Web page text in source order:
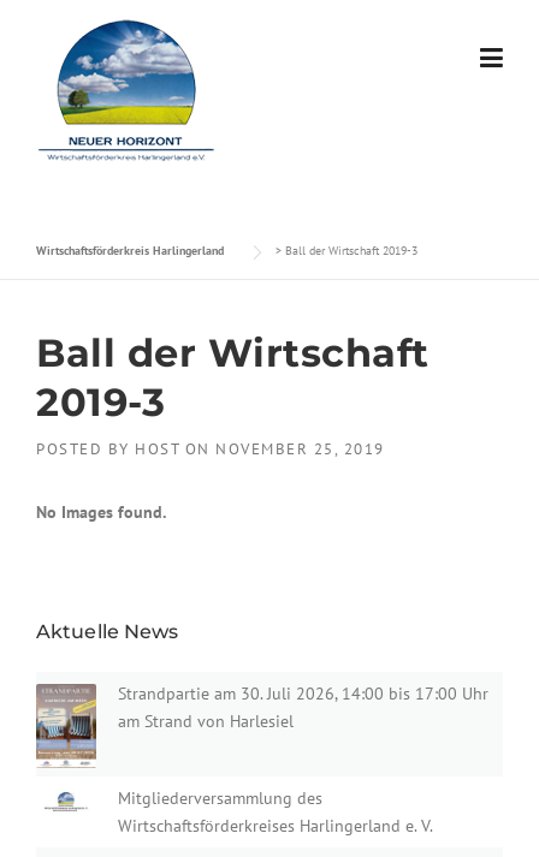
Wirtschaftsförderkreis Harlingerland > Ball der Wirtschaft 2019-3
Ball der Wirtschaft
2019-3
POSTED BY HOST ON NOVEMBER 25, 2019
No Images found.
Aktuelle News
Strandpartie am 30. Juli 2026, 14:00 bis 17:00 Uhr
am Strand von Harlesiel
Mitgliederversammlung des
Wirtschaftsförderkreises Harlingerland e. V.